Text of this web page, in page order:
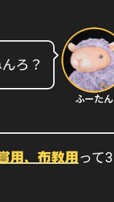
ろ？
ふーたん
用、布教用 って3